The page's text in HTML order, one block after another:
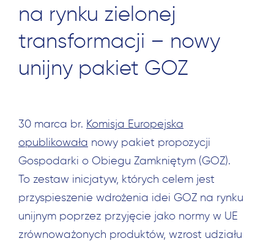
na rynku zielonej
transformacji – nowy
unijny pakiet GOZ
30 marca br. Komisja Europejska
opublikowała nowy pakiet propozycji
Gospodarki o Obiegu Zamkniętym (GOZ).
To zestaw inicjatyw, których celem jest
przyspieszenie wdrożenia idei GOZ na rynku
unijnym poprzez przyjęcie jako normy w UE
zrównoważonych produktów, wzrost udziału